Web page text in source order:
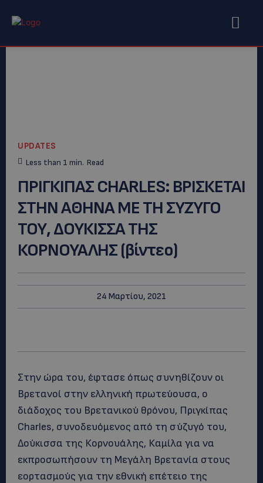
UPDATES
Less than 1 min. Read
ΠΡΙΓΚΙΠΑΣ CHARLES: ΒΡΙΣΚΕΤΑΙ
ΣΤΗΝ ΑΘΗΝΑ ΜΕ ΤΗ ΣΥΖΥΓΟ
ΤΟΥ, ΔΟΥΚΙΣΣΑ ΤΗΣ
ΚΟΡΝΟΥΑΛΗΣ (βίντεο)
24 Μαρτίου, 2021
Στην ώρα του, έφτασε όπως συνηθίζουν οι
Βρετανοί στην ελληνική πρωτεύουσα, ο
διάδοχος του Βρετανικού θρόνου, Πριγκίπας
Charles, συνοδευόμενος από τη σύζυγό του,
Δούκισσα της Κορνουάλης, Καμίλα για να
εκπροσωπήσουν τη Μεγάλη Βρετανία στους
εορτασμούς για την εθνική επέτειο της